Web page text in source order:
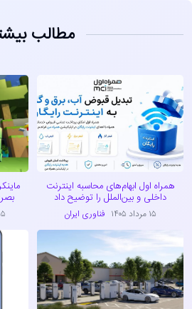
مطالب
همراه اول ابهام‌های محاسبه اینترنت
داخلی و بین‌الملل را توضیح داد
۱۵ مرداد ۱۴۰۵ فناوری ایران ۱۵